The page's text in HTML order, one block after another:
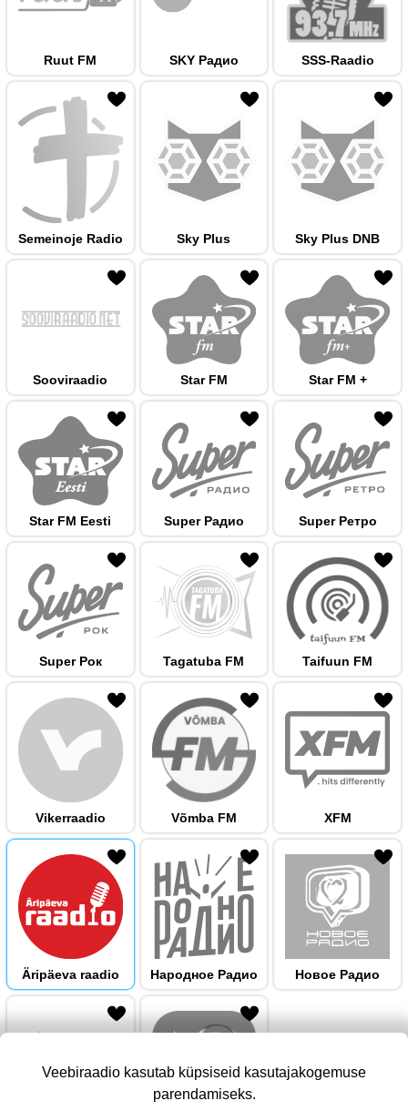
Ruut FM SKY Радио SSS-Raadio
Semeinoje Radio Sky Plus Sky Plus DNB
Sooviraadio Star FM Star FM +
Star FM Eesti Super Радио Super Ретро
Super Рок Tagatuba FM Taifuun FM
Vikerraadio Võmba FM XFM
Äripäeva raadio Народноe Радио Новое Радио
Veebiraadio kasutab küpsiseid kasutajakogemuse
parendamiseks.